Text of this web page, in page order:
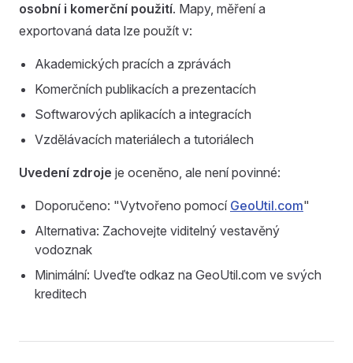
osobní i komerční použití. Mapy, měření a
exportovaná data lze použít v:
Akademických pracích a zprávách
Komerčních publikacích a prezentacích
Softwarových aplikacích a integracích
Vzdělávacích materiálech a tutoriálech
Uvedení zdroje je oceněno, ale není povinné:
Doporučeno: "Vytvořeno pomocí GeoUtil.com"
Alternativa: Zachovejte viditelný vestavěný
vodoznak
Minimální: Uveďte odkaz na GeoUtil.com ve svých
kreditech